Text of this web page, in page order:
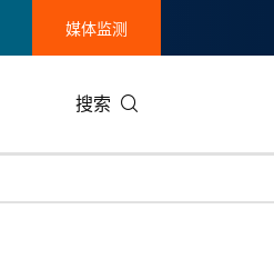
媒体监测
搜索